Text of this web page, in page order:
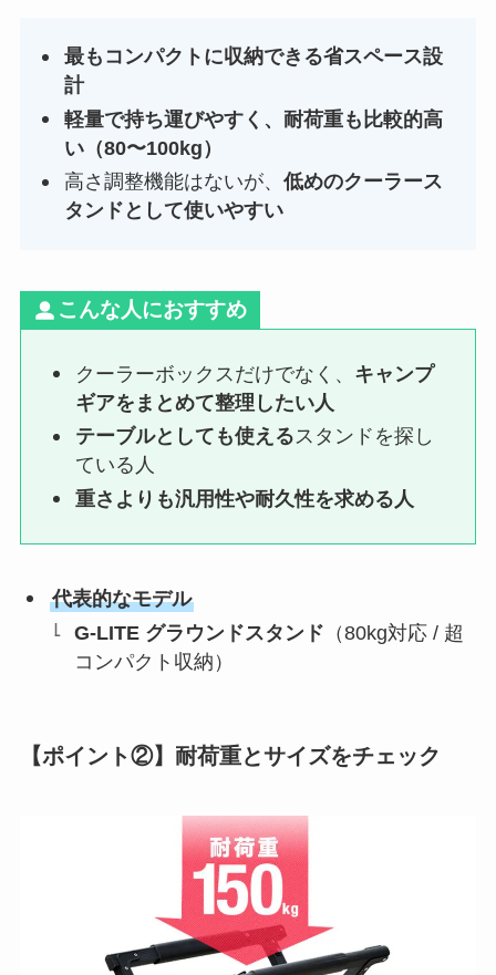
最もコンパクトに収納できる省スペース設
計
軽量で持ち運びやすく、耐荷重も比較的高
い（80〜100kg）
高さ調整機能はないが、低めのクーラース
タンドとして使いやすい
こんな人におすすめ
クーラーボックスだけでなく、 キャンプ
ギアをまとめて整理したい人
テーブルとしても使えるスタンドを探し
ている人
重さよりも汎用性や耐久性を求める人
代表的なモデル
G-LITE グラウンドスタンド （80kg対応 / 超
コンパクト収納）
【ポイント②】耐荷重とサイズをチェック